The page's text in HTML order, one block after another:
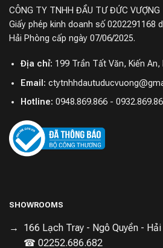
CÔNG TY TNHH ĐẦU TƯ ĐỨC VƯỢNG
Giấy phép kinh doanh số 0202291168
Hải Phòng cấp ngày 07/06/2025.
Địa chỉ: 199 Trần Tất Văn, Kiến An,
Email:
Hotline: 0948.869.866 -
SHOWROOMS
166 Lạch Tray - Ngô Quyền -
☎ 02252.686.682